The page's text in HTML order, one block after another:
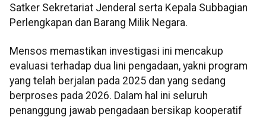
Satker Sekretariat Jenderal serta Kepala Subbagian
Perlengkapan dan Barang Milik Negara.
Mensos memastikan investigasi ini mencakup
evaluasi terhadap dua lini pengadaan, yakni program
yang telah berjalan pada 2025 dan yang sedang
berproses pada 2026. Dalam hal ini seluruh
penanggung jawab pengadaan bersikap kooperatif